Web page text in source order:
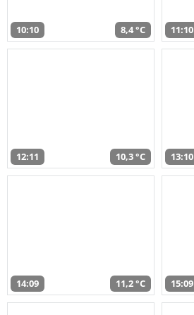
10:10 8,4 °C 11:10
12:11 10,3 °C 13:10
14:09 11,2 °C 15:09